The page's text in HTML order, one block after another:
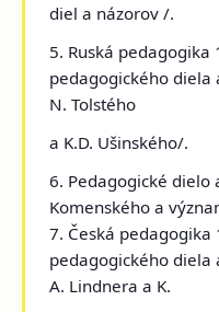
diel a názorov /.
5. Ruská
pedagogického diela
N. Tolstého
a K.D. Ušinského/.
6. Pedagogické dielo
Komenského a
7. Česká
pedagogického diela
A. Lindnera a K.